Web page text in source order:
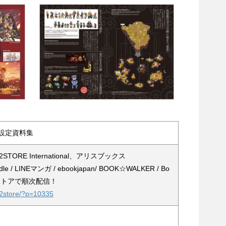
定資料集
International、アリスブックス
/ LINEマンガ / ebookjapan/ BOOK☆WALKER / Bo
アで順次配信！
?p=10335